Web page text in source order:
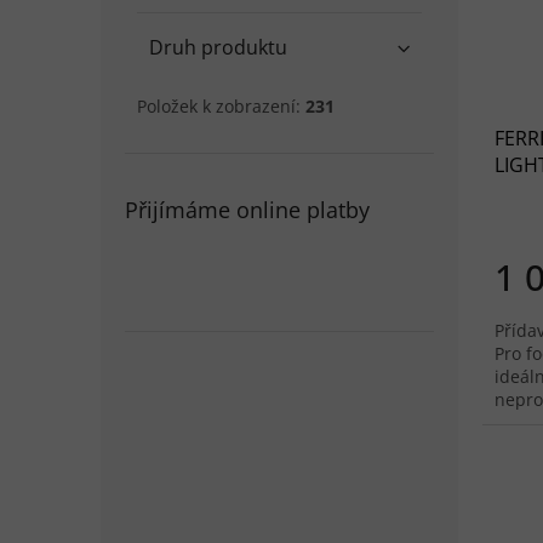
Druh produktu
Položek k zobrazení: 231
Přijímáme online platby
1
Pro